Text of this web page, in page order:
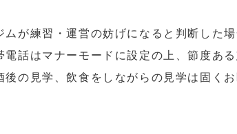
ムが練習・運営の妨げになると判断し
電話はマナーモードに設定の上、節度あ
後の見学、飲食をしながらの見学は固くお